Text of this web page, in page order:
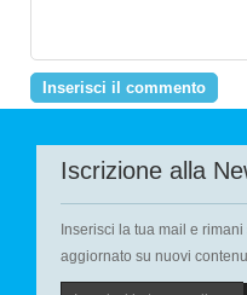
Iscrizione alla
Inserisci la tua mail e rimani
aggiornato su nuovi